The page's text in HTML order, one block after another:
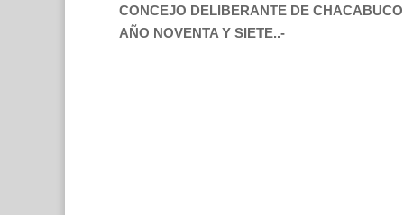
CONCEJO DELIBERANTE DE
AÑO NOVENTA Y SIETE..-